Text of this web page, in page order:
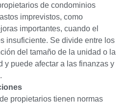
de condominios
imprevistos, como
importantes, cuando el
insuficiente. Se divide entre los
del tamaño de la unidad o la
y puede afectar a las finanzas y
propietarios tienen normas